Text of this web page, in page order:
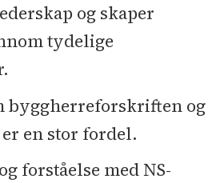
og skaper
tydelige
byggherreforskriften og
en stor fordel.
forståelse med NS-